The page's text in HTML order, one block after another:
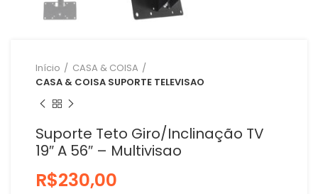
Início
CASA & COISA
CASA & COISA SUPORTE TELEVISAO
Suporte Teto Giro/Inclinação TV
19″ A 56″ – Multivisao
R$